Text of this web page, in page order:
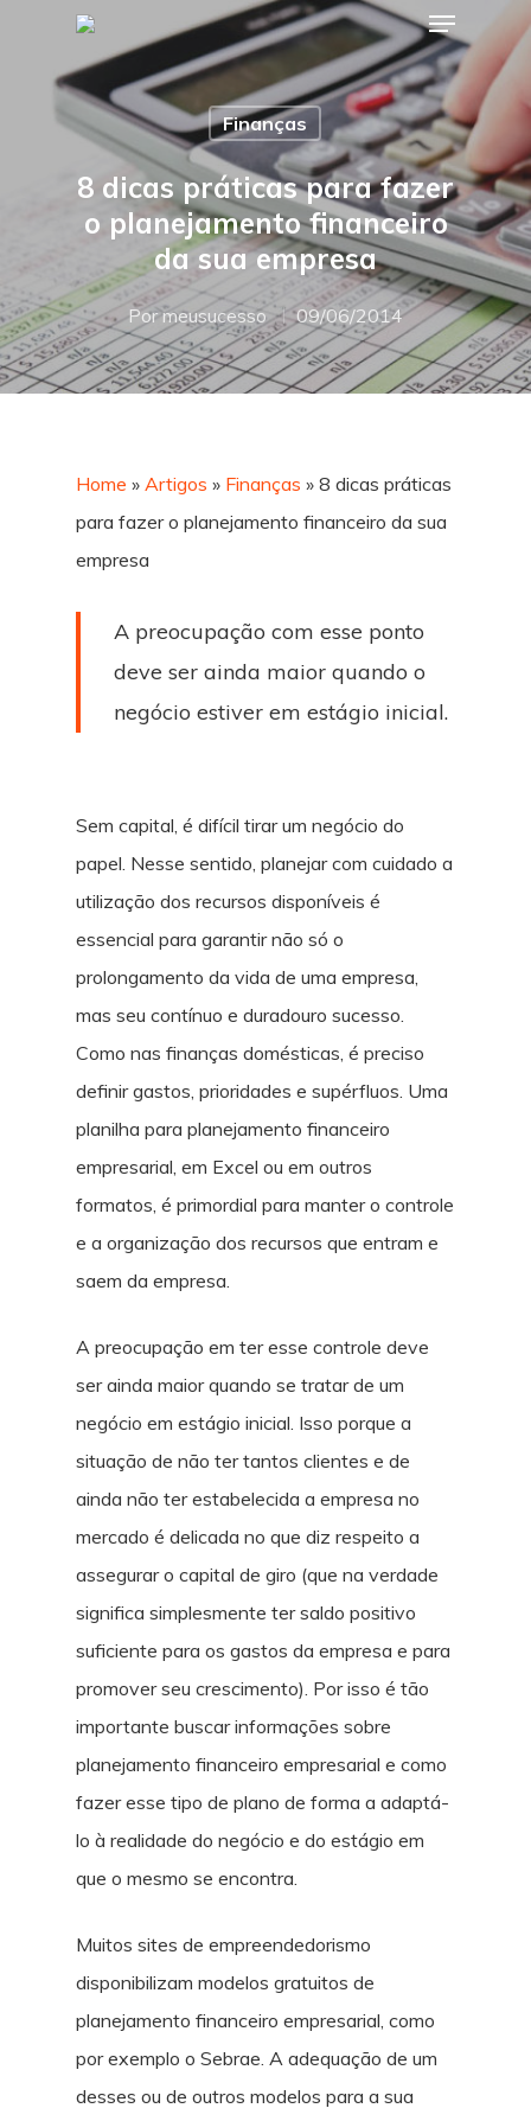
Hit enter to search or ESC to close
Finanças
8 dicas práticas para fazer
o planejamento financeiro
da sua empresa
Pormeusucesso 09/06/2014
Home » Artigos » Finanças » 8 dicas práticas
para fazer o planejamento financeiro da sua
empresa
A preocupação com esse ponto
deve ser ainda maior quando o
negócio estiver em estágio inicial.
Sem capital, é difícil tirar um negócio do
papel. Nesse sentido, planejar com cuidado a
utilização dos recursos disponíveis é
essencial para garantir não só o
prolongamento da vida de uma empresa,
mas seu contínuo e duradouro sucesso.
Como nas finanças domésticas, é preciso
definir gastos, prioridades e supérfluos. Uma
planilha para planejamento financeiro
empresarial, em Excel ou em outros
formatos, é primordial para manter o controle
e a organização dos recursos que entram e
saem da empresa.
A preocupação em ter esse controle deve
ser ainda maior quando se tratar de um
negócio em estágio inicial. Isso porque a
situação de não ter tantos clientes e de
ainda não ter estabelecida a empresa no
mercado é delicada no que diz respeito a
assegurar o capital de giro (que na verdade
significa simplesmente ter saldo positivo
suficiente para os gastos da empresa e para
promover seu crescimento). Por isso é tão
importante buscar informações sobre
planejamento financeiro empresarial e como
fazer esse tipo de plano de forma a adaptá-
lo à realidade do negócio e do estágio em
que o mesmo se encontra.
Muitos sites de empreendedorismo
disponibilizam modelos gratuitos de
planejamento financeiro empresarial, como
por exemplo o Sebrae. A adequação de um
desses ou de outros modelos para a sua